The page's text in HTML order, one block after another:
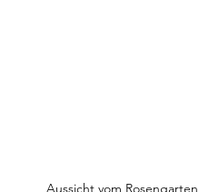
Aussicht vom